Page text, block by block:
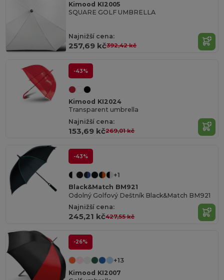
Kimood KI2005
SQUARE GOLF UMBRELLA
Najnižší cena:
257,69 kč392,42 kč
-43%
Kimood KI2024
Transparent umbrella
Najnižší cena:
153,69 kč269,01 kč
-43%
+1
Black&Match BM921
Odolný Golfový Deštník Black&Match BM921
Najnižší cena:
245,21 kč427,55 kč
-26%
+13
Kimood KI2007